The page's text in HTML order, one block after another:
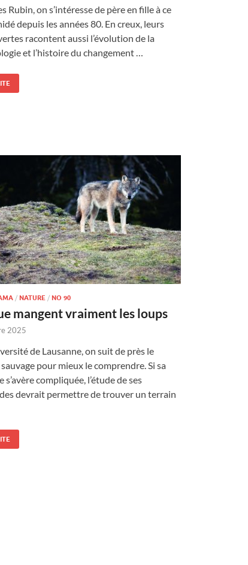
Rubin, on s’intéresse de père en fille à ce
depuis les années 80. En creux, leurs
racontent aussi l’évolution de la
et l’histoire du changement …
/ NATURE / NO 90
mangent vraiment les loups
2025
de Lausanne, on suit de près le
pour mieux le comprendre. Si sa
s’avère compliquée, l’étude de ses
devrait permettre de trouver un terrain